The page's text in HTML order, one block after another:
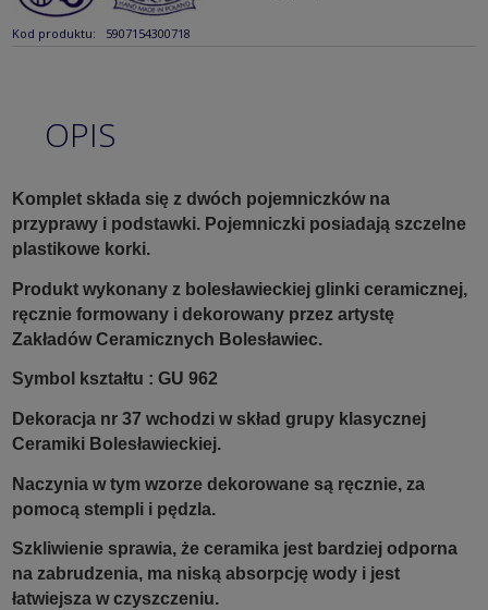
Kod produktu: 5907154300718
OPIS
Komplet składa się z dwóch pojemniczków na
przyprawy i podstawki. Pojemniczki posiadają szczelne
plastikowe korki.
Produkt wykonany z bolesławieckiej glinki ceramicznej,
ręcznie formowany i dekorowany przez artystę
Zakładów Ceramicznych Bolesławiec.
Symbol kształtu : GU 962
Dekoracja nr 37 wchodzi w skład grupy klasycznej
Ceramiki Bolesławieckiej.
Naczynia w tym wzorze dekorowane są ręcznie, za
pomocą stempli i pędzla.
Szkliwienie sprawia, że ceramika jest bardziej odporna
na zabrudzenia, ma niską absorpcję wody i jest
łatwiejsza w czyszczeniu.